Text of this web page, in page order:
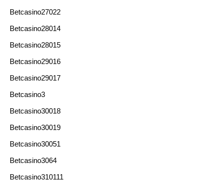
Betcasino27022
Betcasino28014
Betcasino28015
Betcasino29016
Betcasino29017
Betcasino3
Betcasino30018
Betcasino30019
Betcasino30051
Betcasino3064
Betcasino310111